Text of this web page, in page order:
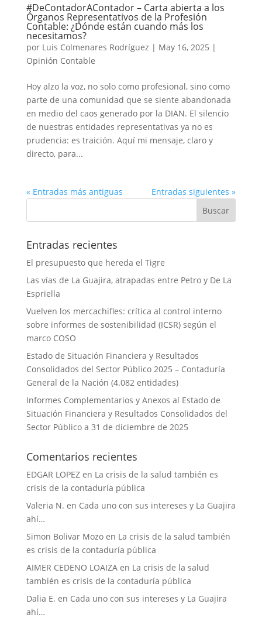
#DeContadorAContador – Carta abierta a los
Órganos Representativos de la Profesión
Contable: ¿Dónde están cuando más los
necesitamos?
por Luis Colmenares Rodríguez | May 16, 2025 |
Opinión Contable
Hoy alzo la voz, no solo como profesional, sino como
parte de una comunidad que se siente abandonada
en medio del caos generado por la DIAN. El silencio
de nuestras entidades representativas ya no es
prudencia: es traición. Aquí mi mensaje, claro y
directo, para...
« Entradas más antiguas Entradas siguientes »
Entradas recientes
El presupuesto que hereda el Tigre
Las vías de La Guajira, atrapadas entre Petro y De La
Espriella
Vuelven los mercachifles: crítica al control interno
sobre informes de sostenibilidad (ICSR) según el
marco COSO
Estado de Situación Financiera y Resultados
Consolidados del Sector Público 2025 – Contaduría
General de la Nación (4.082 entidades)
Informes Complementarios y Anexos al Estado de
Situación Financiera y Resultados Consolidados del
Sector Público a 31 de diciembre de 2025
Comentarios recientes
EDGAR LOPEZen La crisis de la salud también es
crisis de la contaduría pública
Valeria N. en Cada uno con sus intereses y La Guajira
ahí…
Simon Bolivar Mozoen La crisis de la salud también
es crisis de la contaduría pública
AIMER CEDENO LOAIZAen La crisis de la salud
también es crisis de la contaduría pública
Dalia E. en Cada uno con sus intereses y La Guajira
ahí…